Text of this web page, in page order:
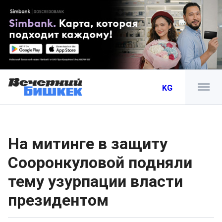
KG
На митинге в защиту
Сооронкуловой подняли
тему узурпации власти
президентом